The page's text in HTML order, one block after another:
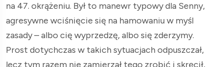
na 47. okrążeniu. Był to manewr typowy dla Senny,
agresywne wciśnięcie się na hamowaniu w myśl
zasady – albo cię wyprzedzę, albo się zderzymy.
Prost dotychczas w takich sytuacjach odpuszczał,
lecz tym razem nie zamierzał tego zrobić i skręcił,